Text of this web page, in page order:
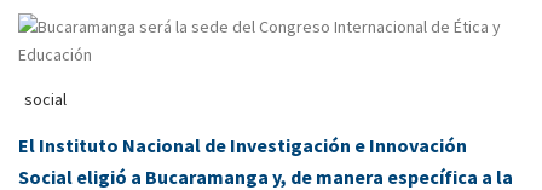
El Instituto Nacional de Investigación e Innovación
Social eligió a Bucaramanga y, de manera específica a la